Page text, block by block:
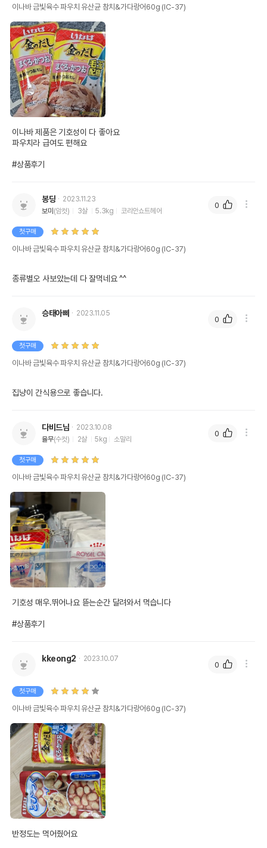
이나바 금빛육수 파우치 유산균 참치&가다랑어60g (IC-37)
이나바 제품은 기호성이 다 좋아요
파우치라 급여도 편해요
#상품후기
봉딩
2023.11.23
보미 (암컷) 3살 5.3kg 코리안쇼트헤어
첫구매
이나바 금빛육수 파우치 유산균 참치&가다랑어60g (IC-37)
종류별오 사보았는데 다 잘먹네요 ^^
0
승태아빠 2023.11.05
첫구매
이나바 금빛육수 파우치 유산균 참치&가다랑어60g (IC-37)
집냥이 간식용으로 좋습니다.
0
다비드님
2023.10.08
율무(수컷) 2살 5kg 소말리
첫구매
이나바 금빛육수 파우치 유산균 참치&가다랑어60g (IC-37)
기호성 매우.뛰어나요 뜯는순간 달려와서 먹습니다
#상품후기
0
kkeong2 2023.10.07
첫구매
이나바 금빛육수 파우치 유산균 참치&가다랑어60g (IC-37)
반정도는 먹어줬어요
0